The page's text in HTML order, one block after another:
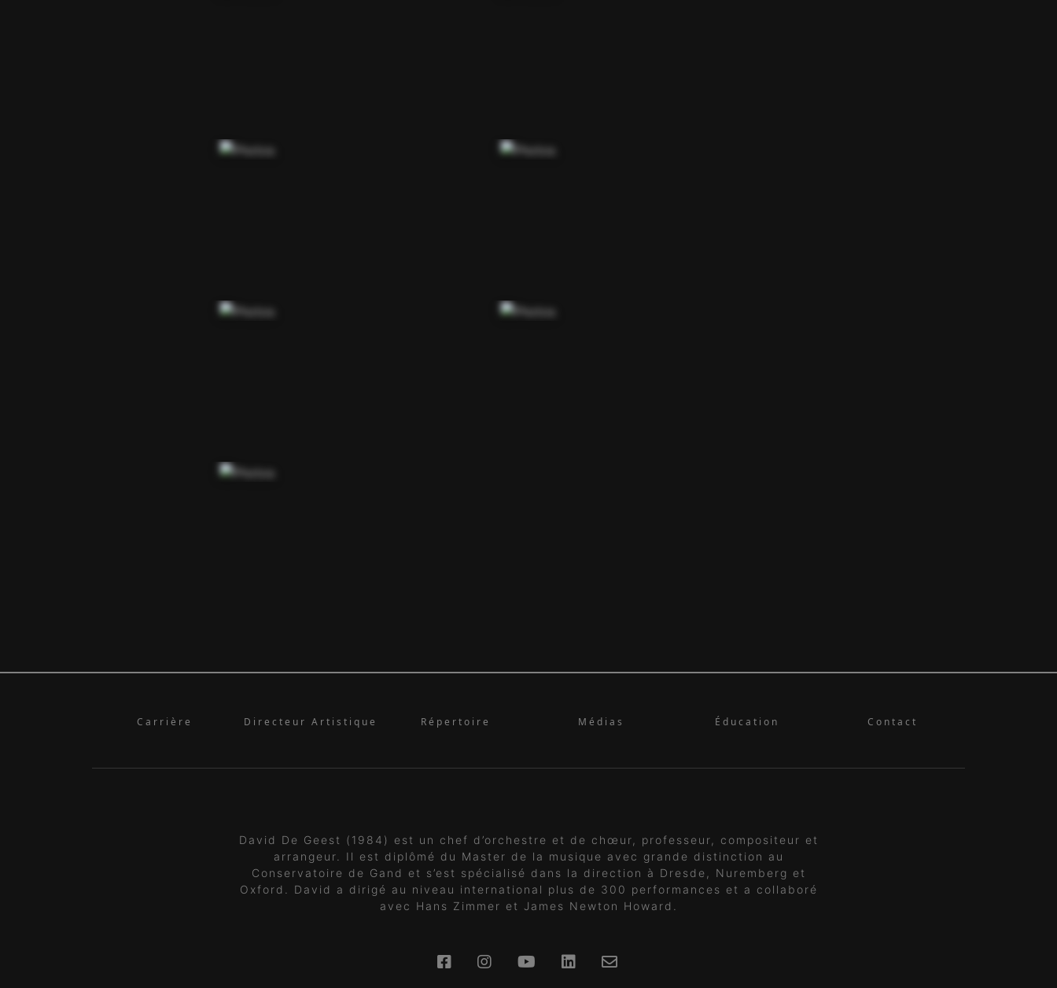
Carrière Directeur Artistique Répertoire Médias Éducation Contact
David De Geest (1984) est un chef d’orchestre et de chœur, professeur, compositeur et
arrangeur. Il est diplômé du Master de la musique avec grande distinction au
Conservatoire de Gand et s’est spécialisé dans la direction à Dresde, Nuremberg et
Oxford. David a dirigé au niveau international plus de 300 performances et a collaboré
avec Hans Zimmer et James Newton Howard.